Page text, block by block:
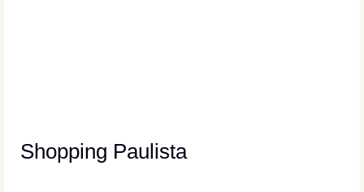
Shopping Paulista